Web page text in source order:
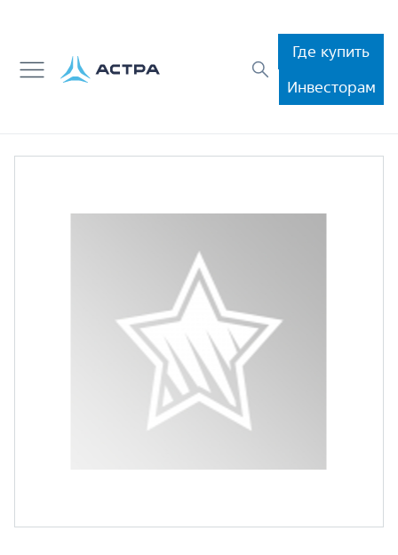
Где купить
Инвесторам